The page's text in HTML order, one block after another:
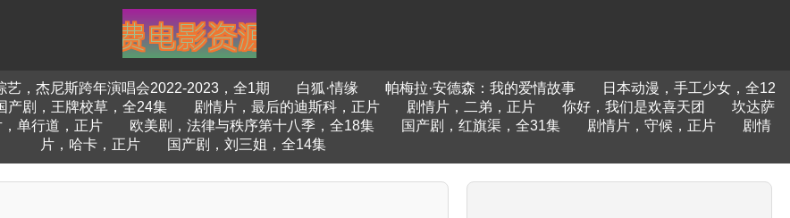
艺，杰尼斯跨年演唱会2022-2023，全1期 白狐·情缘 帕梅拉·安德森：我的爱情故事
日本动漫，手工少女，全12
产剧，王牌校草，全24集 剧情片，最后的迪斯科，正片 剧情片，二弟，正片 你好，我们是欢喜天团
坎达萨
，单行道，正片 欧美剧，法律与秩序第十八季，全18集 国产剧，红旗渠，全31集 剧情片，守候，正片
剧情
片，哈卡，正片
国产剧，刘三姐，全14集